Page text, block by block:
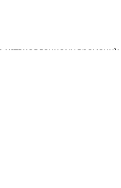
времени);